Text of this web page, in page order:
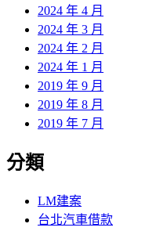
2024 年 4 月
2024 年 3 月
2024 年 2 月
2024 年 1 月
2019 年 9 月
2019 年 8 月
2019 年 7 月
分類
LM建案
台北汽車借款